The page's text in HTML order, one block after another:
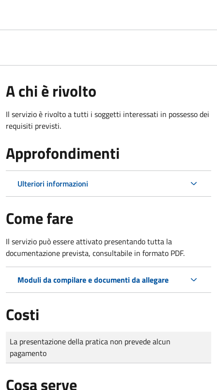
A chi è rivolto
Il servizio è rivolto a tutti i soggetti interessati in possesso dei
requisiti previsti.
Approfondimenti
Ulteriori informazioni
Come fare
Il servizio può essere attivato presentando tutta la
documentazione prevista, consultabile in formato PDF.
Moduli da compilare e documenti da allegare
Costi
Tipo di pagamento
Importo
La presentazione della pratica non prevede alcun
pagamento
Cosa serve